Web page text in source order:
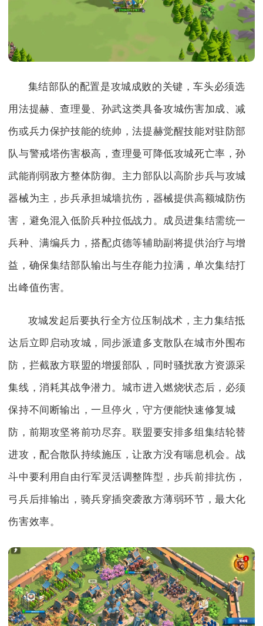
集结部队的配置是攻城成败的关键，车头必须选
用法提赫、查理曼、孙武这类具备攻城伤害加成、减
伤或兵力保护技能的统帅，法提赫觉醒技能对驻防部
队与警戒塔伤害极高，查理曼可降低攻城死亡率，孙
武能削弱敌方整体防御。主力部队以高阶步兵与攻城
器械为主，步兵承担城墙抗伤，器械提供高额城防伤
害，避免混入低阶兵种拉低战力。成员进集结需统一
兵种、满编兵力，搭配贞德等辅助副将提供治疗与增
益，确保集结部队输出与生存能力拉满，单次集结打
出峰值伤害。
攻城发起后要执行全方位压制战术，主力集结抵
达后立即启动攻城，同步派遣多支散队在城市外围布
防，拦截敌方联盟的增援部队，同时骚扰敌方资源采
集线，消耗其战争潜力。城市进入燃烧状态后，必须
保持不间断输出，一旦停火，守方便能快速修复城
防，前期攻坚将前功尽弃。联盟要安排多组集结轮替
进攻，配合散队持续施压，让敌方没有喘息机会。战
斗中要利用自由行军灵活调整阵型，步兵前排抗伤，
弓兵后排输出，骑兵穿插突袭敌方薄弱环节，最大化
伤害效率。